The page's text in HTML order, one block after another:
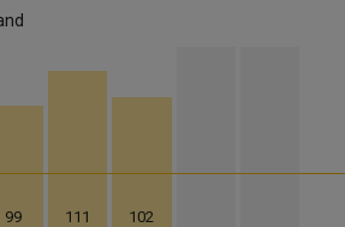
99 111 102